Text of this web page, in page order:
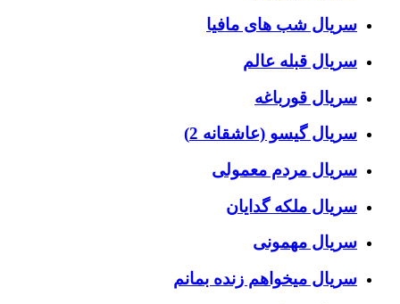
سریال شب های مافیا
سریال قبله عالم
سریال قورباغه
سریال گیسو (عاشقانه 2)
سریال مردم معمولی
سریال ملکه گدایان
سریال مهمونی
سریال میخواهم زنده بمانم